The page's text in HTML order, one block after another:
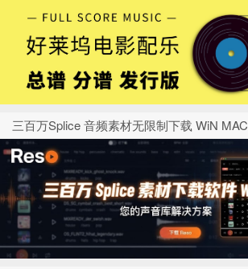
三百万Splice 音频素材无限制下载 WiN MAC